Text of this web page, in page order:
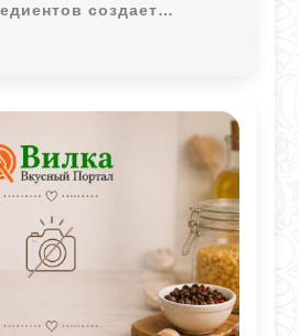
создает
вкус и делает блюдо
для семейного